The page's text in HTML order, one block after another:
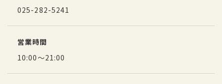
025-282-5241
営業時間
10:00～21:00